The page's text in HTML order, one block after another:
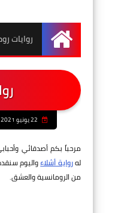
الرئيسية
روايات
مرحباً بكم أصدقائي
لهرواية أشلاءواليوم
من الرومانسية والعشق.